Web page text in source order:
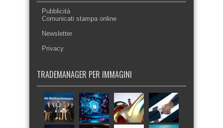
Pubblicità
Comunicati stampa online
Newsletter
Privacy
TRADEMANAGER PER IMMAGINI